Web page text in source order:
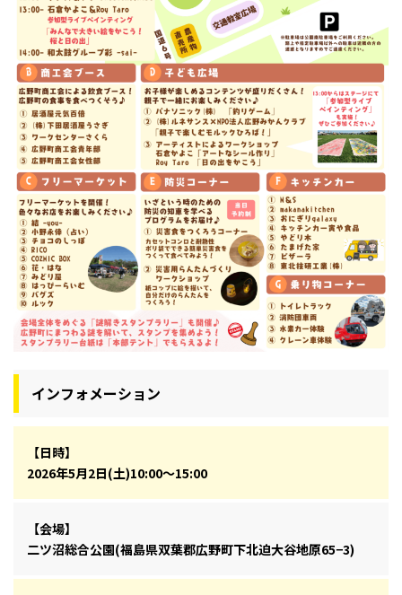
インフォメーション
【日時】
2026年5月2日(土)10:00～15:00
【会場】
二ツ沼総合公園(福島県双葉郡広野町下北迫大谷地原65−3)